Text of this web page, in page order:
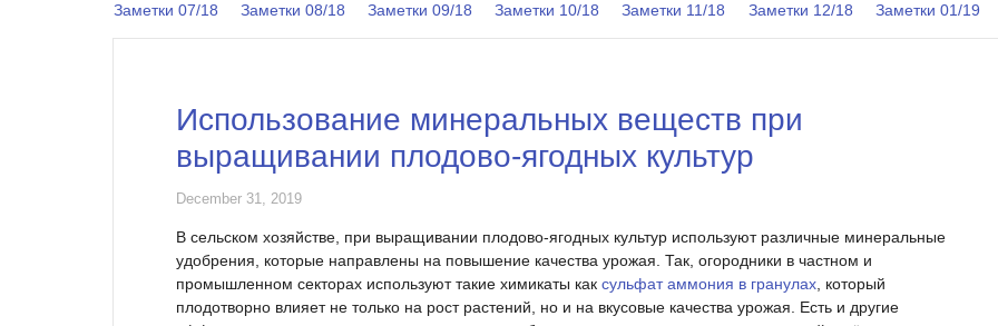
Заметки 07/18 Заметки 08/18 Заметки 09/18 Заметки 10/18 Заметки 11/18 Заметки 12/18 Заметки 01/19
Использование минеральных веществ при
выращивании плодово-ягодных культур
December 31, 2019
В сельском хозяйстве, при выращивании плодово-ягодных культур используют различные минеральные
удобрения, которые направлены на повышение качества урожая. Так, огородники в частном и
промышленном секторах используют такие химикаты как сульфат аммония в гранулах , который
плодотворно влияет не только на рост растений, но и на вкусовые качества урожая. Есть и другие